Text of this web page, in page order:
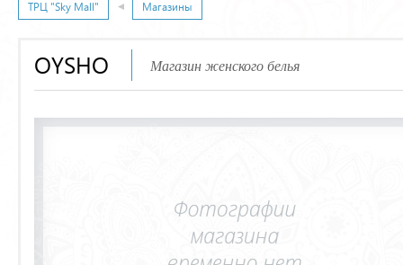
ТРЦ "Sky Mall" Магазины
OYSHO Магазин женского белья